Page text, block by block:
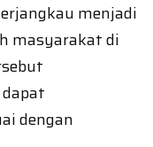
menjadi
masyarakat di
dengan